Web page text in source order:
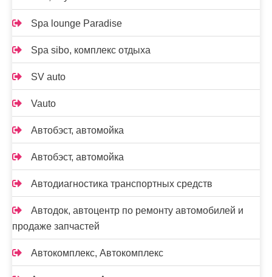
Spa lounge Paradise
Spa sibo, комплекс отдыха
SV auto
Vauto
Автобэст, автомойка
Автобэст, автомойка
Автодиагностика транспортных средств
Автодок, автоцентр по ремонту автомобилей и
продаже запчастей
Автокомплекс, Автокомплекс